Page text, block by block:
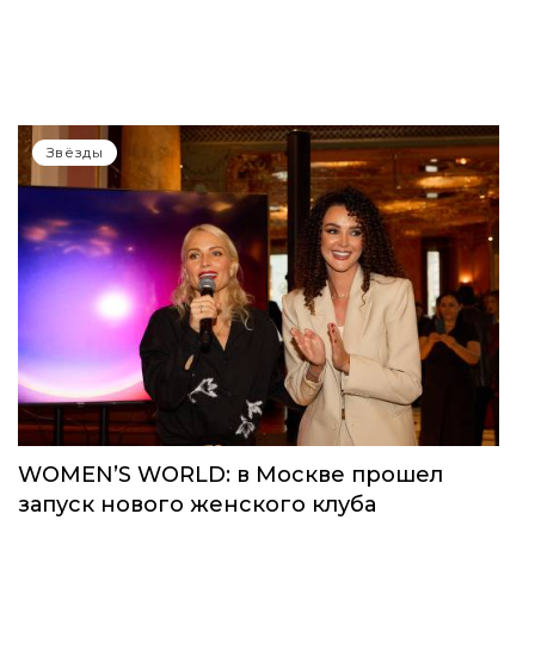
Звёзды
WOMEN’S WORLD: в Москве прошел
запуск нового женского клуба